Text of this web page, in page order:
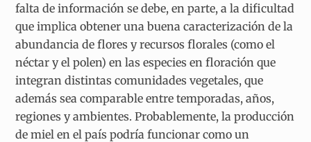
falta de información se debe, en parte, a la dificultad
que implica obtener una buena caracterización de la
abundancia de flores y recursos florales (como el
néctar y el polen) en las especies en floración que
integran distintas comunidades vegetales, que
además sea comparable entre temporadas, años,
regiones y ambientes. Probablemente, la producción
de miel en el país podría funcionar como un